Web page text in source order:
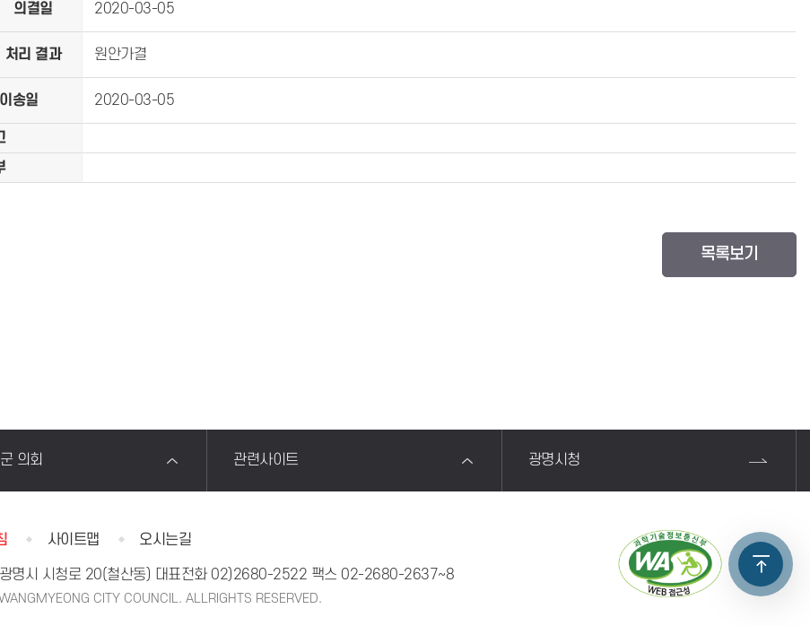
의결일 2020-03-05
처리 결과 원안가결
송일 2020-03-05
목록보기
의회 관련사이트 광명시청
사이트맵 오시는길
명시 시청로 20(철산동) 대표전화 02)2680-2522 팩스 02-2680-2637~8
CITY COUNCIL. ALLRIGHTS RESERVED.